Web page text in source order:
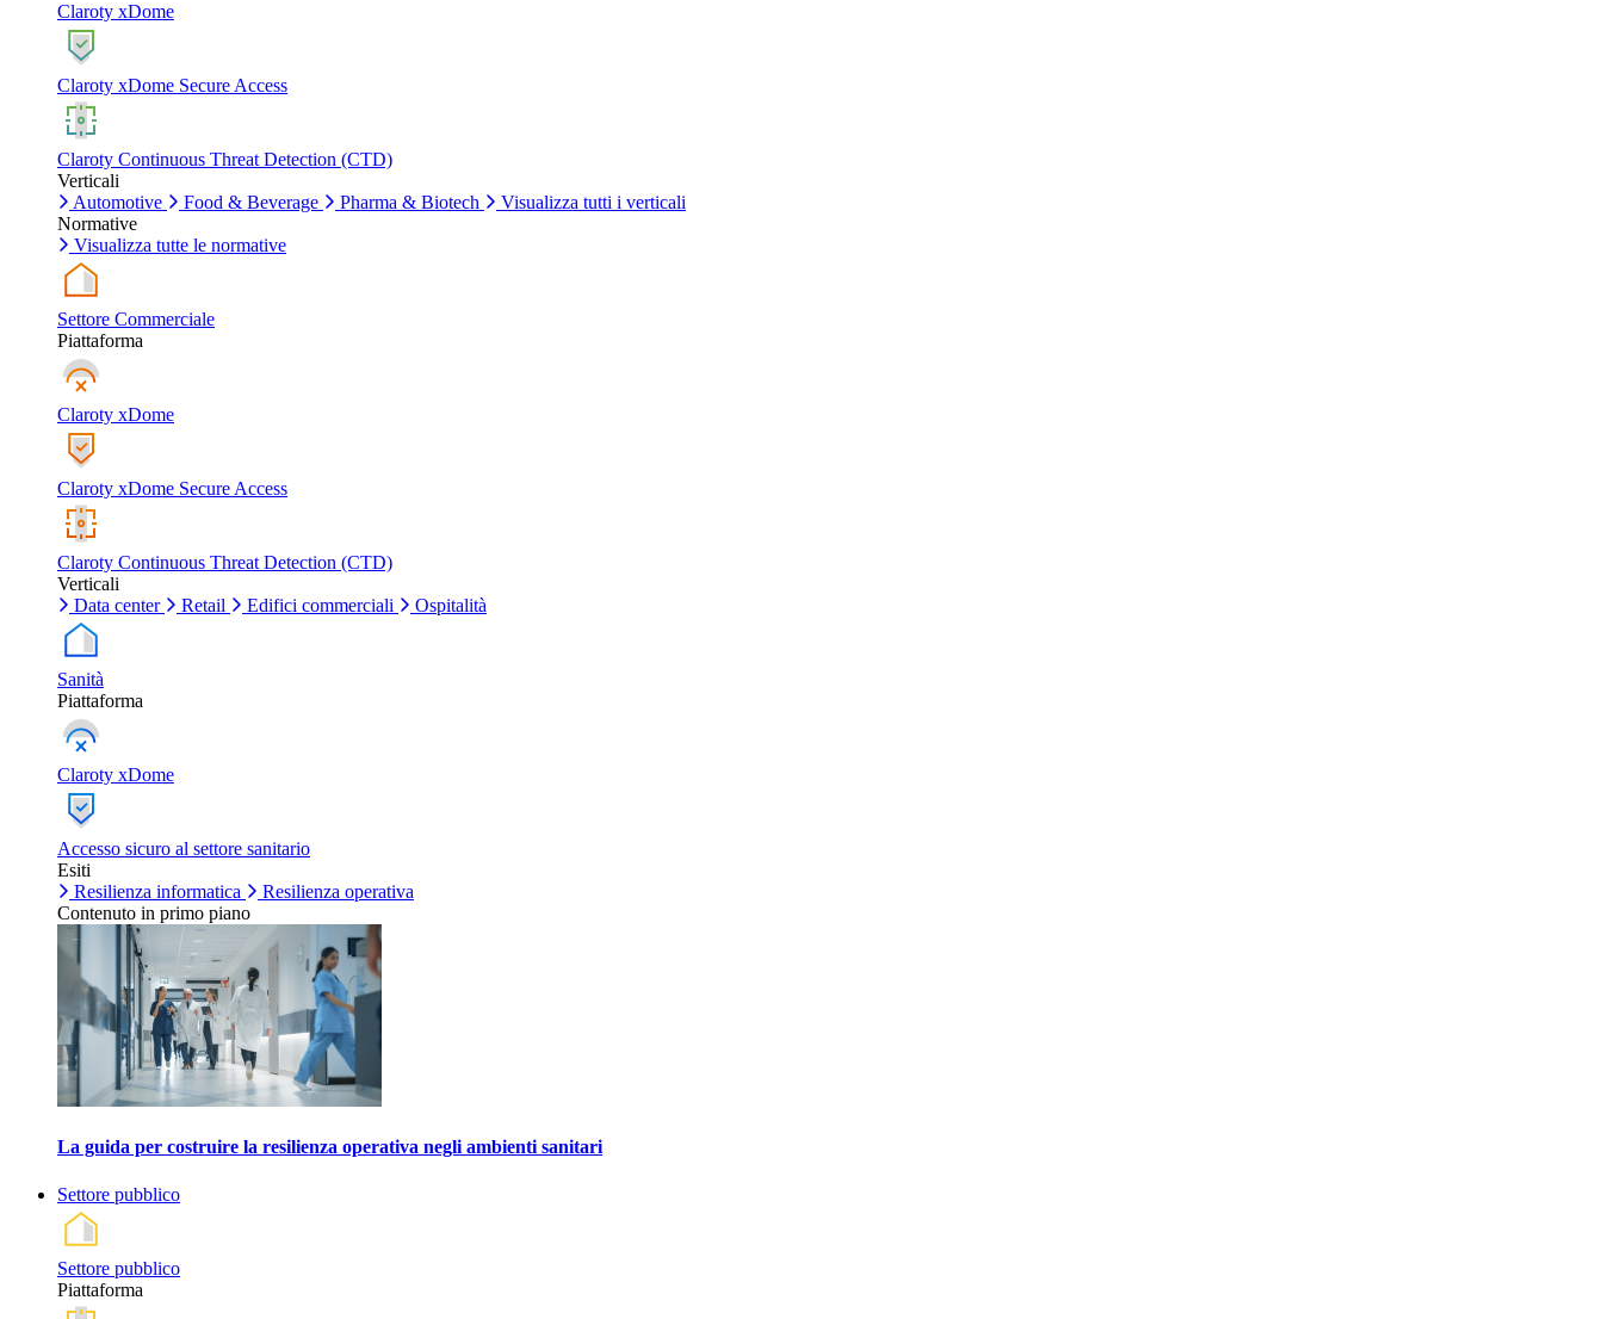
Claroty xDome
Claroty xDome Secure Access
Claroty Continuous Threat Detection (CTD)
Verticali
Automotive
Food & Beverage Pharma & Biotech
Visualizza tutti i verticali
Normative
Visualizza tutte le normative
Settore Commerciale
Piattaforma
Claroty xDome
Claroty xDome Secure Access
Claroty Continuous Threat Detection (CTD)
Verticali
Data center
Retail Edifici commerciali Ospitalità
Sanità
Piattaforma
Claroty xDome
Accesso sicuro al settore sanitario
Esiti
Resilienza informatica
Resilienza operativa
Contenuto in primo piano
La guida per costruire la resilienza operativa negli ambienti sanitari
Settore pubblico
Settore pubblico
Piattaforma